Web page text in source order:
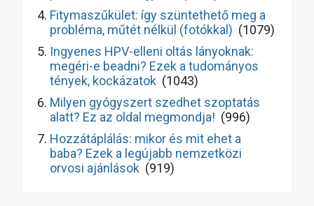
Fitymaszűkület: így szüntethető meg a
probléma, műtét nélkül (fotókkal) (1079)
Ingyenes HPV-elleni oltás lányoknak:
megéri-e beadni? Ezek a tudományos
tények, kockázatok (1043)
Milyen gyógyszert szedhet szoptatás
alatt? Ez az oldal megmondja! (996)
Hozzátáplálás: mikor és mit ehet a
baba? Ezek a legújabb nemzetközi
orvosi ajánlások (919)